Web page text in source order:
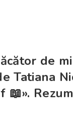
de
Tatiana
📖».